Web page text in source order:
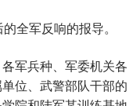
全军反响的报导。
军兵种、军委机关各
位、武警部队干部的